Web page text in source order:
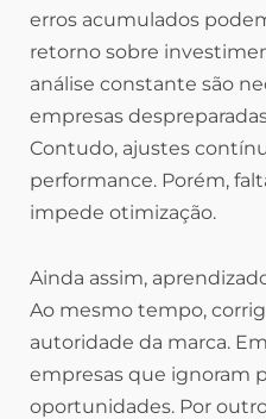
erros acumulados
retorno sobre
análise constante são
empresas
Contudo, ajustes
performance. Porém,
impede otimização.
Ainda assim,
Ao mesmo tempo,
autoridade da marca.
empresas que ignoram
oportunidades. Por